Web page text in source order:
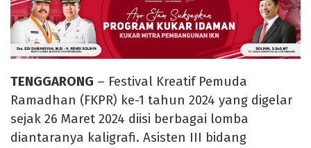
TENGGARONG – Festival Kreatif Pemuda
Ramadhan (FKPR) ke-1 tahun 2024 yang digelar
sejak 26 Maret 2024 diisi berbagai lomba
diantaranya kaligrafi. Asisten III bidang